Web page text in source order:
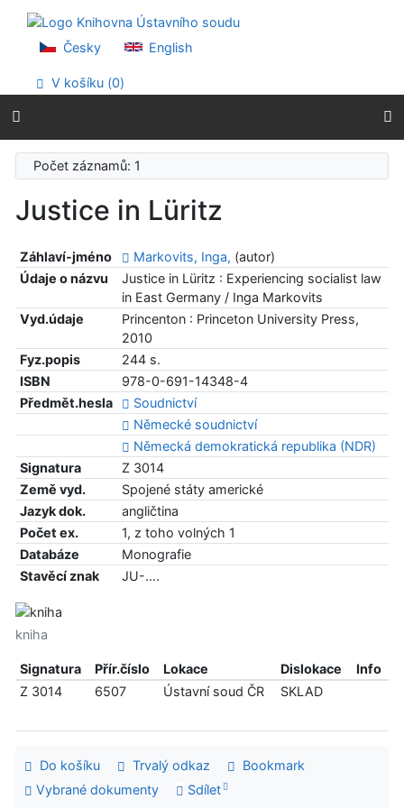
Přejít na menu
Prohlášení o webové přístupnosti
Česky English
V košíku (0)
Počet záznamů: 1
Justice in Lüritz
Záhlaví-jméno Markovits, Inga, (autor)
Údaje o názvu
Justice in Lüritz : Experiencing socialist law
in East Germany / Inga Markovits
Vyd.údaje
Princenton : Princeton University Press,
2010
Fyz.popis
244 s.
ISBN
978-0-691-14348-4
Předmět.hesla
Soudnictví
Německé soudnictví
Německá demokratická republika (NDR)
Signatura
Z 3014
Země vyd.
Spojené státy americké
Jazyk dok.
angličtina
Počet ex.
1, z toho volných 1
Databáze
Monografie
Stavěcí znak
JU-....
kniha
Signatura Přír.číslo Lokace Dislokace
Info
Z 3014
6507 Ústavní soud ČR SKLAD
Do košíku Trvalý odkaz
Bookmark
Vybrané dokumenty
Sdílet